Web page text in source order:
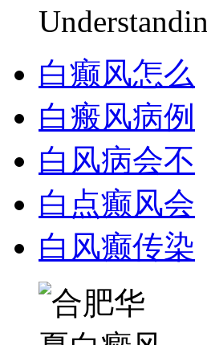
白癫风怎么
白瘢风病例
白风病会不
白点癫风会
白风癫传染